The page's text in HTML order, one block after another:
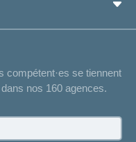
compétent·es se tiennent
nos 160 agences.